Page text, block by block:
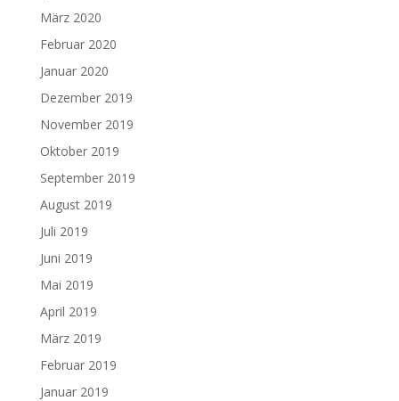
März 2020
Februar 2020
Januar 2020
Dezember 2019
November 2019
Oktober 2019
September 2019
August 2019
Juli 2019
Juni 2019
Mai 2019
April 2019
März 2019
Februar 2019
Januar 2019